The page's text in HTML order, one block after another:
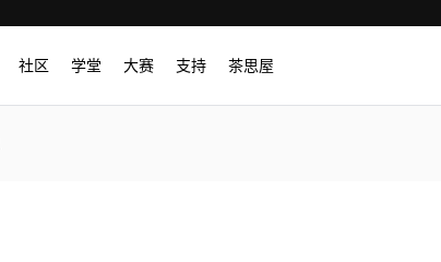
社区 学堂 大赛 支持 茶思屋